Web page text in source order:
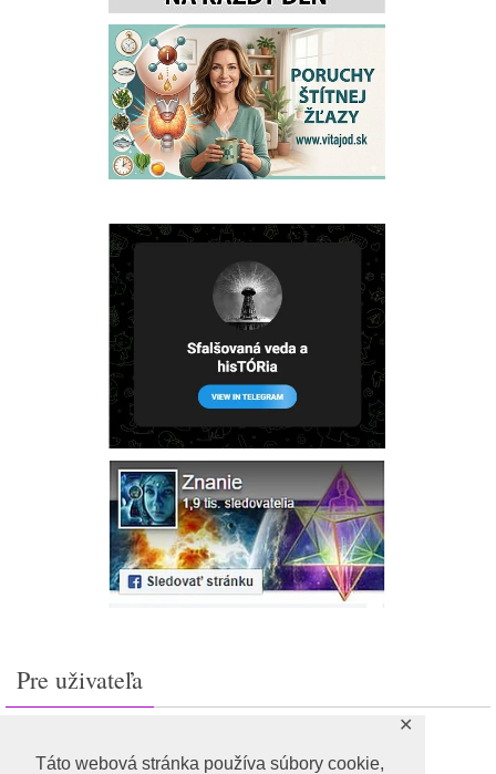
Táto webová stránka používa súbory cookie,
✕
Pre uživateľa
Feed záznamov